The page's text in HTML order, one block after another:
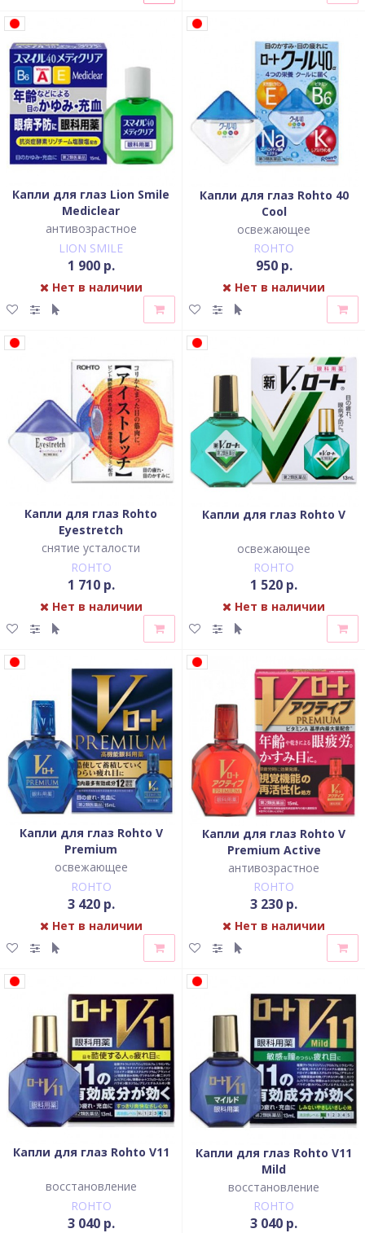
Капли для глаз Lion Smile
Mediclear
антивозрастное
LION SMILE
1 900 р.
Нет в наличии
Капли для глаз Rohto 40
Cool
освежающее
ROHTO
950 р.
Нет в наличии
Капли для глаз Rohto
Eyestretch
снятие усталости
ROHTO
1 710 р.
Нет в наличии
Капли для глаз Rohto V
освежающее
ROHTO
1 520 р.
Нет в наличии
Капли для глаз Rohto V
Premium
освежающее
ROHTO
3 420 р.
Нет в наличии
Капли для глаз Rohto V
Premium Active
антивозрастное
ROHTO
3 230 р.
Нет в наличии
Капли для глаз Rohto V11
восстановление
ROHTO
3 040 р.
Капли для глаз Rohto V11
Mild
восстановление
ROHTO
3 040 р.